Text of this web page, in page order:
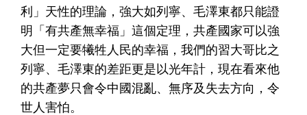
利」天性的理論，強大如列寧、毛澤東都只能證
明「有共產無幸福」這個定理，共產國家可以強
大但一定要犧牲人民的幸福，我們的習大哥比之
列寧、毛澤東的差距更是以光年計，現在看來他
的共產夢只會令中國混亂、無序及失去方向，令
世人害怕。